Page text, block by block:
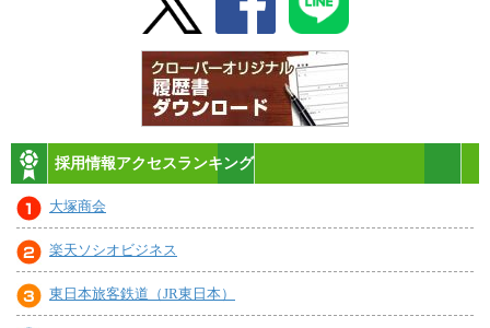
採用情報アクセスランキング
大塚商会
楽天ソシオビジネス
東日本旅客鉄道（JR東日本）